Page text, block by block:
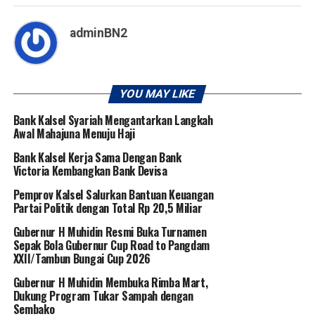
adminBN2
YOU MAY LIKE
Bank Kalsel Syariah Mengantarkan Langkah
Awal Mahajuna Menuju Haji
Bank Kalsel Kerja Sama Dengan Bank
Victoria Kembangkan Bank Devisa
Pemprov Kalsel Salurkan Bantuan Keuangan
Partai Politik dengan Total Rp 20,5 Miliar
Gubernur H Muhidin Resmi Buka Turnamen
Sepak Bola Gubernur Cup Road to Pangdam
XXII/Tambun Bungai Cup 2026
Gubernur H Muhidin Membuka Rimba Mart,
Dukung Program Tukar Sampah dengan
Sembako